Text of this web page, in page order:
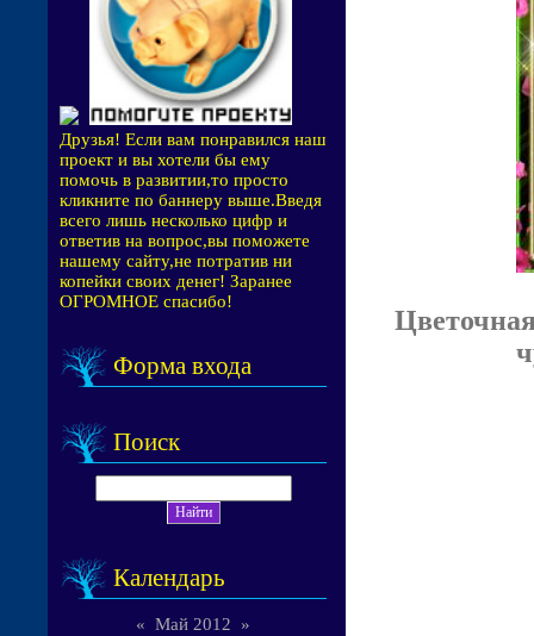
Друзья! Если вам понравился наш
проект и вы хотели бы ему
помочь в развитии,то просто
кликните по баннеру выше.Введя
всего лишь несколько цифр и
ответив на вопрос,вы поможете
нашему сайту,не потратив ни
копейки своих денег! Заранее
ОГРОМНОЕ спасибо!
Форма входа
Поиск
Календарь
« Май 2012
»